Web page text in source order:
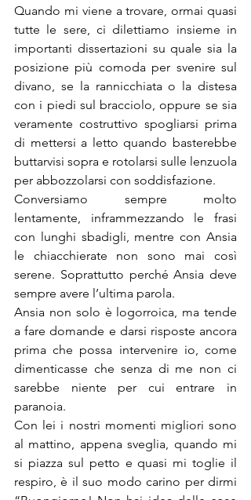
Quando mi viene a trovare, ormai quasi
tutte le sere, ci dilettiamo insieme in
importanti dissertazioni su quale sia la
posizione più comoda per svenire sul
divano, se la rannicchiata o la distesa
con i piedi sul bracciolo, oppure se sia
veramente costruttivo spogliarsi prima
di mettersi a letto quando basterebbe
buttarvisi sopra e rotolarsi sulle lenzuola
per abbozzolarsi con soddisfazione.
Conversiamo sempre molto
lentamente, inframmezzando le frasi
con lunghi sbadigli, mentre con Ansia
le chiacchierate non sono mai così
serene. Soprattutto perché Ansia deve
sempre avere l’ultima parola.
Ansia non solo è logorroica, ma tende
a fare domande e darsi risposte ancora
prima che possa intervenire io, come
dimenticasse che senza di me non ci
sarebbe niente per cui entrare in
paranoia.
Con lei i nostri momenti migliori sono
al mattino, appena sveglia, quando mi
si piazza sul petto e quasi mi toglie il
respiro, è il suo modo carino per dirmi